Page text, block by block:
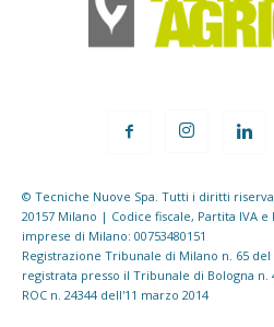
© Tecniche Nuove Spa. Tutti i diritti
20157 Milano | Codice fiscale, Partita IVA
imprese di Milano: 00753480151
Registrazione Tribunale di Milano n. 65
registrata presso il Tribunale di Bologna n.
ROC n. 24344 dell'11 marzo 2014